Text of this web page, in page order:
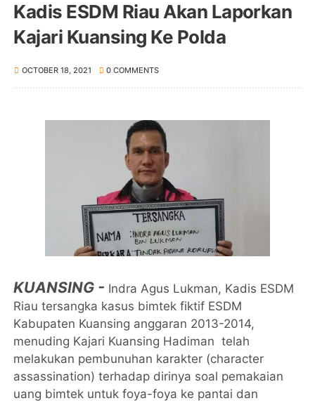
Kadis ESDM Riau Akan Laporkan
Kajari Kuansing Ke Polda
OCTOBER 18, 2021 0 COMMENTS
KUANSING - Indra Agus Lukman, Kadis ESDM
Riau tersangka kasus bimtek fiktif ESDM
Kabupaten Kuansing anggaran 2013-2014,
menuding Kajari Kuansing Hadiman telah
melakukan pembunuhan karakter (character
assassination) terhadap dirinya soal pemakaian
uang bimtek untuk foya-foya ke pantai dan